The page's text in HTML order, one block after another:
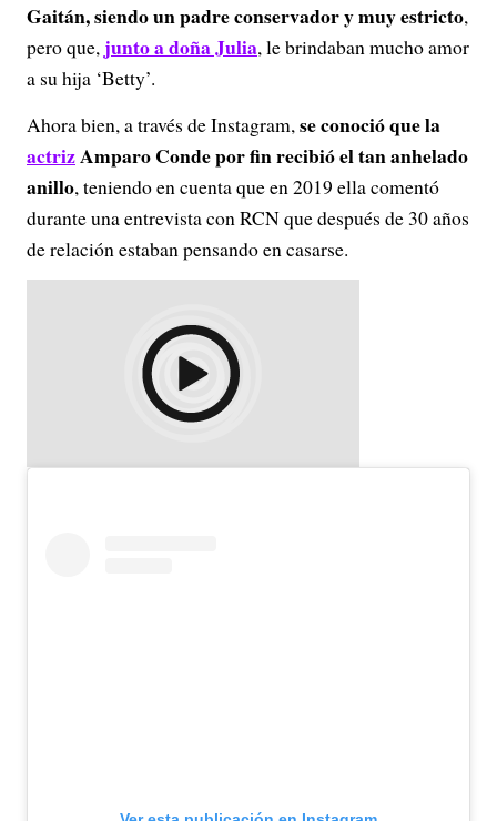
Gaitán, siendo un padre conservador y muy estricto,
pero que, junto a doña Julia, le brindaban mucho amor
a su hija ‘Betty’.
Ahora bien, a través de Instagram,se conoció que la
actrizAmparo Conde por fin recibió el tan anhelado
anillo, teniendo en cuenta que en 2019 ella comentó
durante una entrevista con RCN que después de 30 años
de relación estaban pensando en casarse.